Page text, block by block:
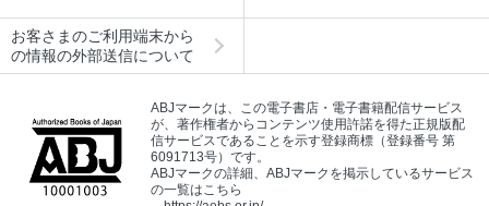
お客さまのご利用端末から
の情報の外部送信について
ABJマークは、この電子書店・電子書籍配信サービス
が、著作権者からコンテンツ使用許諾を得た正規版配
信サービスであることを示す登録商標（登録番号 第
6091713号）です。
ABJマークの詳細、ABJマークを掲示しているサービス
の一覧はこちら